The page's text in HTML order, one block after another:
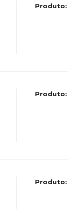
Produto:
Produto:
Produto: